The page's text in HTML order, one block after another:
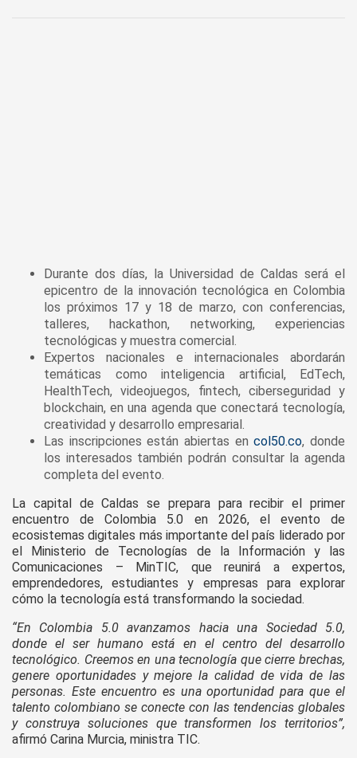
Durante dos días, la Universidad de Caldas será el
epicentro de la innovación tecnológica en Colombia
los próximos 17 y 18 de marzo, con conferencias,
talleres, hackathon, networking, experiencias
tecnológicas y muestra comercial.
Expertos nacionales e internacionales abordarán
temáticas como inteligencia artificial, EdTech,
HealthTech, videojuegos, fintech, ciberseguridad y
blockchain, en una agenda que conectará tecnología,
creatividad y desarrollo empresarial.
Las inscripciones están abiertas encol50.co, donde
los interesados también podrán consultar la agenda
completa del evento.
La capital de Caldas se prepara para recibir el primer
encuentro de Colombia 5.0 en 2026, el evento de
ecosistemas digitales más importante del país liderado por
el Ministerio de Tecnologías de la Información y las
Comunicaciones – MinTIC, que reunirá a expertos,
emprendedores, estudiantes y empresas para explorar
cómo la tecnología está transformando la sociedad.
“En Colombia 5.0 avanzamos hacia una Sociedad 5.0,
donde el ser humano está en el centro del desarrollo
tecnológico. Creemos en una tecnología que cierre brechas,
genere oportunidades y mejore la calidad de vida de las
personas. Este encuentro es una oportunidad para que el
talento colombiano se conecte con las tendencias globales
y construya soluciones que transformen los territorios”,
afirmó Carina Murcia, ministra TIC.